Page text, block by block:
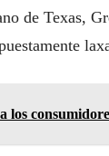
de Texas,
los